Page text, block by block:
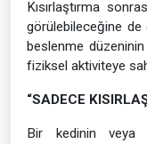
Kısırlaştırma
görülebileceğine de
beslenme
fiziksel aktiviteye
“SADECE
Bir kedinin veya